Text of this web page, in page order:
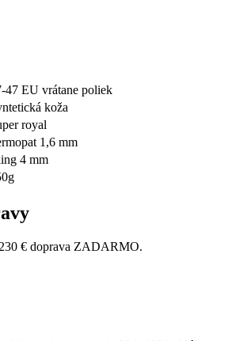
47 EU vrátane poliek
koža
royal
1,6 mm
4 mm
€ doprava ZADARMO.